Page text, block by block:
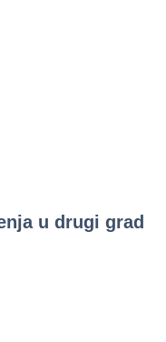
u drugi grad